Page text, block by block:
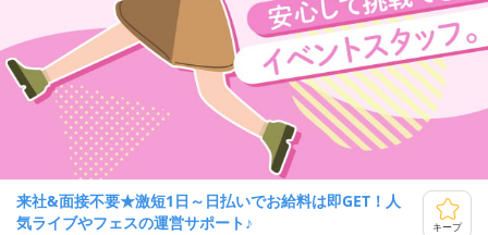
来社&面接不要★激短1日～日払いでお給料は即GET！人
気ライブやフェスの運営サポート♪
キープ